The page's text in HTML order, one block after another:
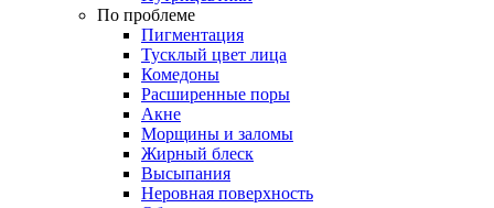
По проблеме
Пигментация
Тусклый цвет лица
Комедоны
Расширенные поры
Акне
Морщины и заломы
Жирный блеск
Высыпания
Неровная поверхность